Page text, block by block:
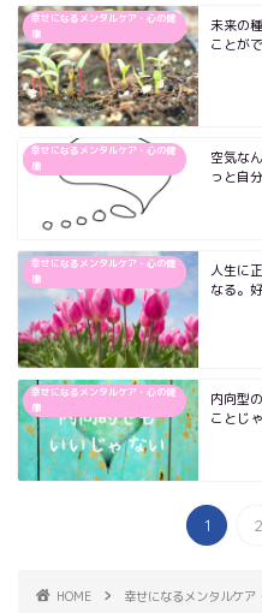
幸せになるメンタルケア・心の健
康
未来の
ことが
幸せになるメンタルケア・心の健
康
空気な
っと自
幸せになるメンタルケア・心の健
康
人生に
なる。
幸せになるメンタルケア・心の健
康
内向型
ことじ
1 2
HOME 幸せになるメンタルケア